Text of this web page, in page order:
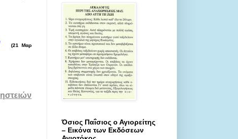
(21 Μαρ
Όσιος Παΐσιος ο Αγιορείτης
– Εικόνα των Εκδόσεων